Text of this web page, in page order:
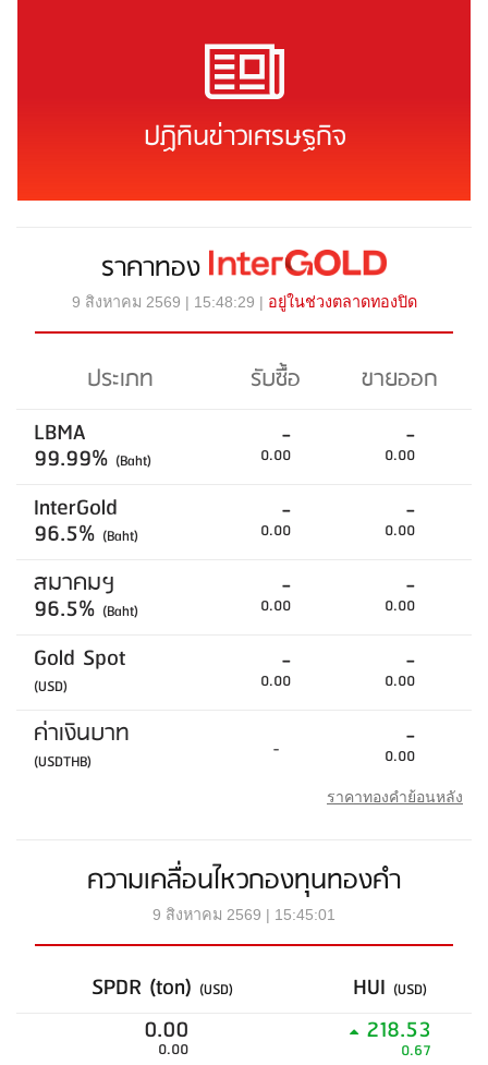
ปฏิทินข่าวเศรษฐกิจ
ราคาทอง
9 สิงหาคม 2569 | 15:48:29 | อยู่ในช่วงตลาดทองปิด
ประเภท รับซื้อ
ขายออก
LBMA
99.99% (Baht)
-
0.00
-
0.00
InterGold
96.5% (Baht)
-
0.00
-
0.00
สมาคมฯ
96.5% (Baht)
-
0.00
-
0.00
Gold Spot
(USD)
-
0.00
-
0.00
ค่าเงินบาท
(USDTHB) - -
0.00
ราคาทองคำย้อนหลัง
ความเคลื่อนไหวกองทุนทองคำ
9 สิงหาคม 2569 | 15:45:01
SPDR (ton) (USD) HUI (USD)
0.00
0.00
218.53
0.67